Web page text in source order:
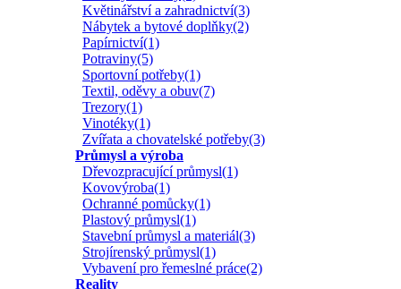
Květinářství a zahradnictví(3)
Nábytek a bytové doplňky(2)
Papírnictví(1)
Potraviny(5)
Sportovní potřeby(1)
Textil, oděvy a obuv(7)
Trezory(1)
Vinotéky(1)
Zvířata a chovatelské potřeby(3)
Průmysl a výroba
Dřevozpracující průmysl(1)
Kovovýroba(1)
Ochranné pomůcky(1)
Plastový průmysl(1)
Stavební průmysl a materiál(3)
Strojírenský průmysl(1)
Vybavení pro řemeslné práce(2)
Reality